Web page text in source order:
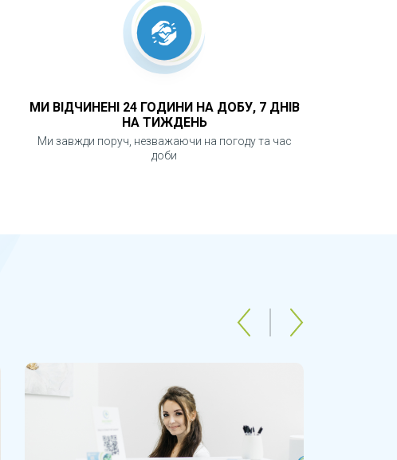
МИ ВІДЧИНЕНІ 24 ГОДИНИ НА ДОБУ, 7 ДНІВ
НА ТИЖДЕНЬ
Ми завжди поруч, незважаючи на погоду та час
доби